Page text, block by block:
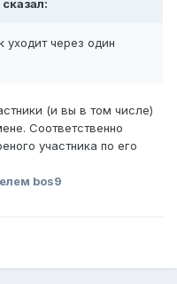
уходит через один
(и вы в том числе)
Соответственно
участника по его
bos9